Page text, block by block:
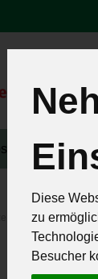
Diese
zu
Besucher